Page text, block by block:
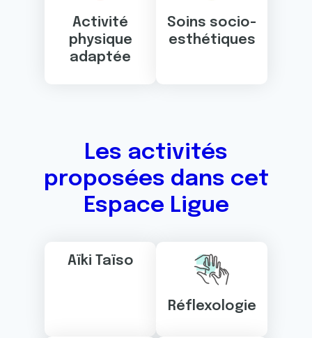
Activité
physique
adaptée
Soins socio-
esthétiques
Les activités
proposées dans cet
Espace Ligue
Aïki Taïso
Réflexologie